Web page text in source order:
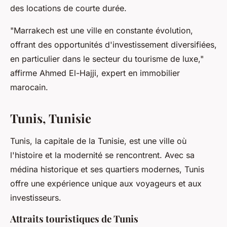
des locations de courte durée.
"Marrakech est une ville en constante évolution,
offrant des opportunités d'investissement diversifiées,
en particulier dans le secteur du tourisme de luxe,"
affirme Ahmed El-Hajji, expert en immobilier
marocain.
Tunis, Tunisie
Tunis, la capitale de la Tunisie, est une ville où
l'histoire et la modernité se rencontrent. Avec sa
médina historique et ses quartiers modernes, Tunis
offre une expérience unique aux voyageurs et aux
investisseurs.
Attraits touristiques de Tunis